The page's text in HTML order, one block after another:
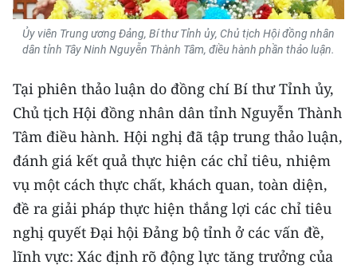
Ủy viên Trung ương Đảng, Bí thư Tỉnh ủy, Chủ tịch Hội đồng nhân
dân tỉnh Tây Ninh Nguyễn Thành Tâm, điều hành phần thảo luận.
Tại phiên thảo luận do đồng chí Bí thư Tỉnh ủy,
Chủ tịch Hội đồng nhân dân tỉnh Nguyễn Thành
Tâm điều hành. Hội nghị đã tập trung thảo luận,
đánh giá kết quả thực hiện các chỉ tiêu, nhiệm
vụ một cách thực chất, khách quan, toàn diện,
đề ra giải pháp thực hiện thắng lợi các chỉ tiêu
nghị quyết Đại hội Đảng bộ tỉnh ở các vấn đề,
lĩnh vực: Xác định rõ động lực tăng trưởng của